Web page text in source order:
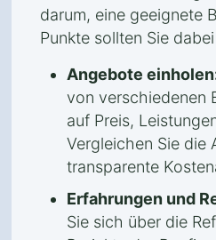
darum, eine geeignete
Punkte sollten Sie
Angebote
von verschiedenen
auf Preis,
Vergleichen Sie die
transparente
Erfahrungen und
Sie sich über die